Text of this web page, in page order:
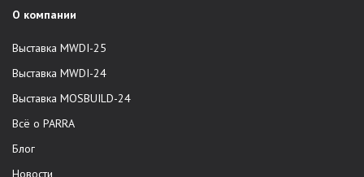
О компании
Выставка MWDI-25
Выставка MWDI-24
Выставка MOSBUILD-24
Всё о PARRA
Блог
Новости